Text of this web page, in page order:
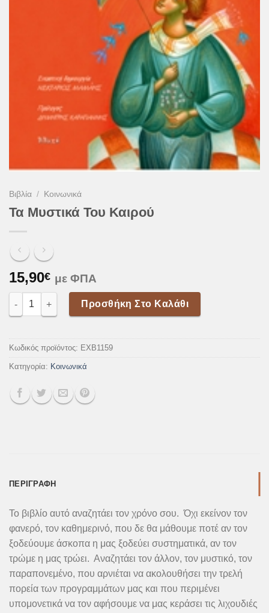
Βιβλία / Κοινωνικά
Τα Μυστικά Του Καιρού
15,90€ με ΦΠΑ
Τα Μυστικά Του Καιρού ποσότητα
Προσθήκη Στο Καλάθι
Κωδικός προϊόντος: EXB1159
Κατηγορία: Κοινωνικά
ΠΕΡΙΓΡΑΦΉ
Το βιβλίο αυτό αναζητάει τον χρόνο σου. Όχι εκείνον τον
φανερό, τον καθημερινό, που δε θα μάθουμε ποτέ αν τον
ξοδεύουμε άσκοπα η μας ξοδεύει συστηματικά, αν τον
τρώμε η μας τρώει. Αναζητάει τον άλλον, τον μυστικό, τον
παραπονεμένο, που αρνιέται να ακολουθήσει την τρελή
πορεία των προγραμμάτων μας και που περιμένει
υπομονετικά να τον αφήσουμε να μας κεράσει τις λιχουδιές